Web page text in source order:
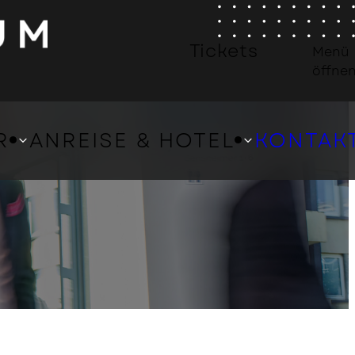
Menü
Tickets
ANREISE & HOTEL
HOTEL ÜBERSICHT